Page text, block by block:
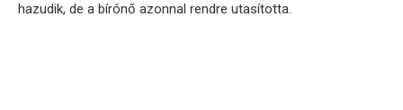
hazudik, de a bírónő azonnal rendre utasította.